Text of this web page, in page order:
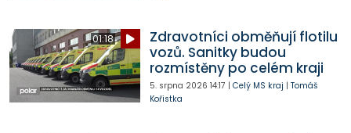
01:18
Zdravotníci obměňují flotilu
vozů. Sanitky budou
rozmístěny po celém kraji
5. srpna 2026 14:17 | Celý MS kraj | Tomáš
Kořistka